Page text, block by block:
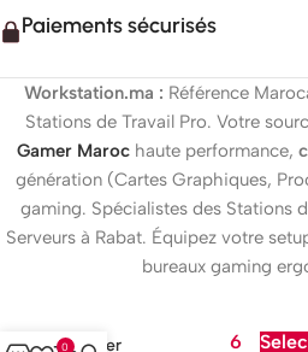
Paiements sécurisés
Workstation.ma : Référence
Stations de Travail Pro. Votre
Gamer Marochaute performance,
génération (Cartes Graphiques,
gaming. Spécialistes des Stations
Serveurs à Rabat. Équipez votre
bureaux gaming
Razer 6
0